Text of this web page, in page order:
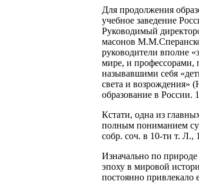
Для продолжения
учебное заведение
Руководимый
масонов
руководители вполне
мире, и профессорами,
называвшими себя
света и возрождения»
образование в России.
Кстати, одна из
полным пониманием
собр. соч. в 10-ти т. Л.,
Изначально по
эпоху в мировой
постоянно привлекало